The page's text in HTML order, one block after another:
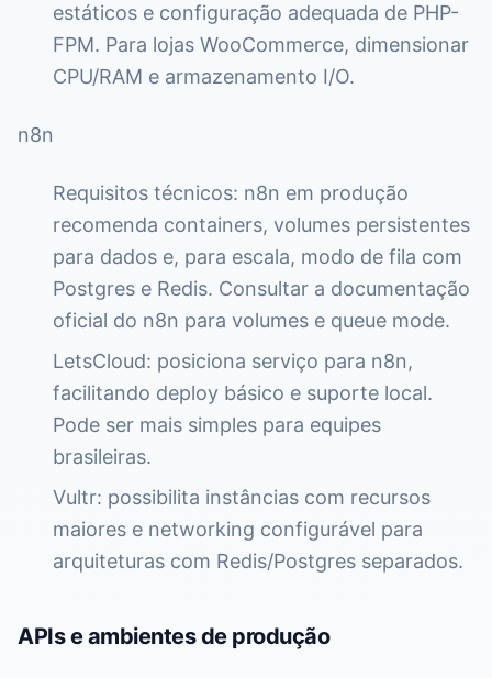
estáticos e configuração adequada de PHP-
FPM. Para lojas WooCommerce, dimensionar
CPU/RAM e armazenamento I/O.
n8n
Requisitos técnicos: n8n em produção
recomenda containers, volumes persistentes
para dados e, para escala, modo de fila com
Postgres e Redis. Consultar a documentação
oficial do n8n para volumes e queue mode.
LetsCloud: posiciona serviço para n8n,
facilitando deploy básico e suporte local.
Pode ser mais simples para equipes
brasileiras.
Vultr: possibilita instâncias com recursos
maiores e networking configurável para
arquiteturas com Redis/Postgres separados.
APIs e ambientes de produção